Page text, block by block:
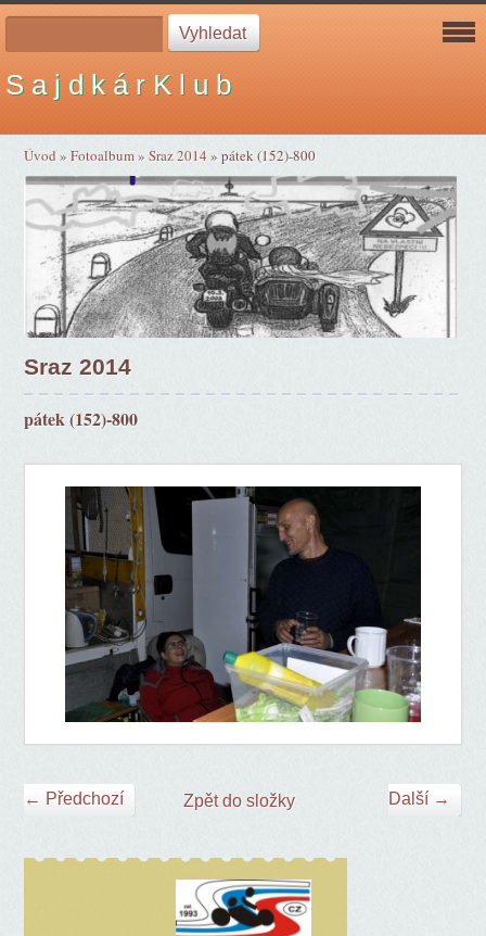
S a j d k á r K l u b
Úvod »Fotoalbum»Sraz 2014»pátek (152)-800
Sraz 2014
pátek (152)-800
← Předchozí Další →
Zpět do složky